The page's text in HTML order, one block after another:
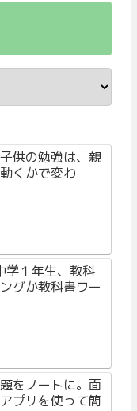
供の勉強は、親
くかで変わ
学１年生、教科
グか教科書ワー
をノートに。面
プリを使って簡